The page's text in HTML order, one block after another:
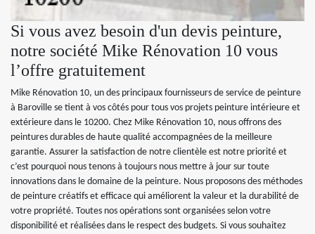
Si vous avez besoin d'un devis peinture,
notre société Mike Rénovation 10 vous
l’offre gratuitement
Mike Rénovation 10, un des principaux fournisseurs de service de peinture
à Baroville se tient à vos côtés pour tous vos projets peinture intérieure et
extérieure dans le 10200. Chez Mike Rénovation 10, nous offrons des
peintures durables de haute qualité accompagnées de la meilleure
garantie. Assurer la satisfaction de notre clientèle est notre priorité et
c’est pourquoi nous tenons à toujours nous mettre à jour sur toute
innovations dans le domaine de la peinture. Nous proposons des méthodes
de peinture créatifs et efficace qui améliorent la valeur et la durabilité de
votre propriété. Toutes nos opérations sont organisées selon votre
disponibilité et réalisées dans le respect des budgets. Si vous souhaitez